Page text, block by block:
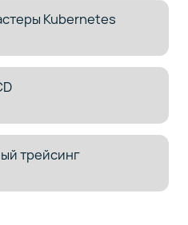
Kubernetes
трейсинг